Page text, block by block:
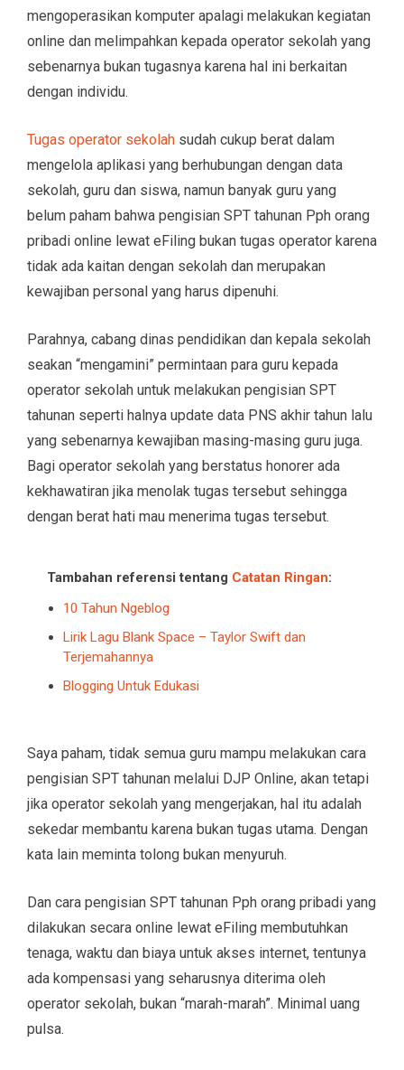
mengoperasikan komputer apalagi melakukan kegiatan
online dan melimpahkan kepada operator sekolah yang
sebenarnya bukan tugasnya karena hal ini berkaitan
dengan individu.
Tugas operator sekolah sudah cukup berat dalam
mengelola aplikasi yang berhubungan dengan data
sekolah, guru dan siswa, namun banyak guru yang
belum paham bahwa pengisian SPT tahunan Pph orang
pribadi online lewat eFiling bukan tugas operator karena
tidak ada kaitan dengan sekolah dan merupakan
kewajiban personal yang harus dipenuhi.
Parahnya, cabang dinas pendidikan dan kepala sekolah
seakan “mengamini” permintaan para guru kepada
operator sekolah untuk melakukan pengisian SPT
tahunan seperti halnya update data PNS akhir tahun lalu
yang sebenarnya kewajiban masing-masing guru juga.
Bagi operator sekolah yang berstatus honorer ada
kekhawatiran jika menolak tugas tersebut sehingga
dengan berat hati mau menerima tugas tersebut.
Tambahan referensi tentang Catatan Ringan:
10 Tahun Ngeblog
Lirik Lagu Blank Space – Taylor Swift dan
Terjemahannya
Blogging Untuk Edukasi
Saya paham, tidak semua guru mampu melakukan cara
pengisian SPT tahunan melalui DJP Online, akan tetapi
jika operator sekolah yang mengerjakan, hal itu adalah
sekedar membantu karena bukan tugas utama. Dengan
kata lain meminta tolong bukan menyuruh.
Dan cara pengisian SPT tahunan Pph orang pribadi yang
dilakukan secara online lewat eFiling membutuhkan
tenaga, waktu dan biaya untuk akses internet, tentunya
ada kompensasi yang seharusnya diterima oleh
operator sekolah, bukan “marah-marah”. Minimal uang
pulsa.